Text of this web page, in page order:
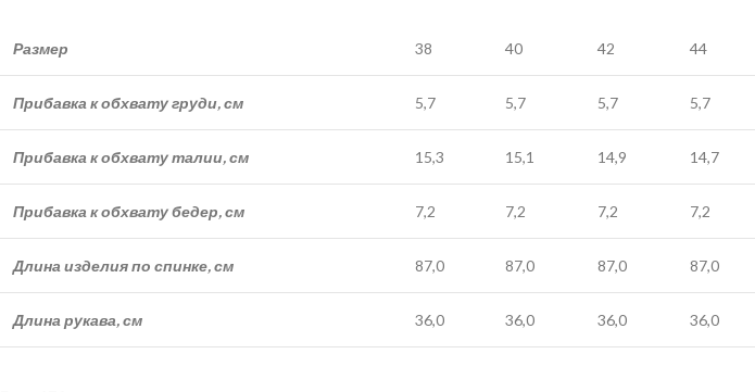
Размер 38 40 42 44
Прибавка к обхвату груди, см 5,7 5,7 5,7 5,7
Прибавка к обхвату талии, см 15,3 15,1 14,9 14,7
Прибавка к обхвату бедер, см 7,2 7,2 7,2 7,2
Длина изделия по спинке, см 87,0 87,0 87,0 87,0
Длина рукава, см 36,0 36,0 36,0 36,0